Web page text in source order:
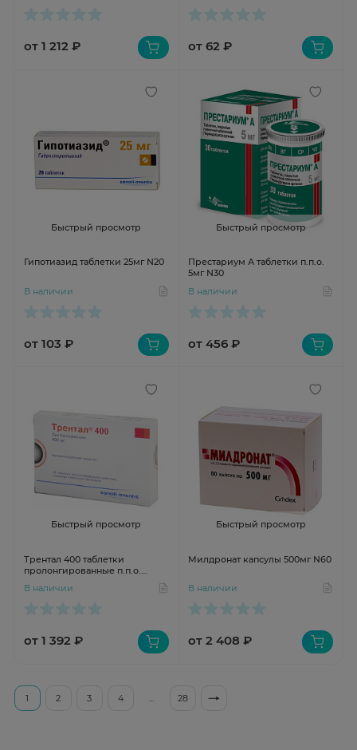
от 1 212 ₽ от 62 ₽
Быстрый просмотр
Гипотиазид таблетки 25мг N20
В наличии
от 103 ₽
Быстрый просмотр
Престариум А таблетки п.п.о.
5мг N30
В наличии
от 456 ₽
Быстрый просмотр
Трентал 400 таблетки
пролонгированные п.п.о.
В наличии
от 1 392 ₽
Быстрый просмотр
Милдронат капсулы 500мг N60
В наличии
от 2 408 ₽
1 2 3 4 ... 28